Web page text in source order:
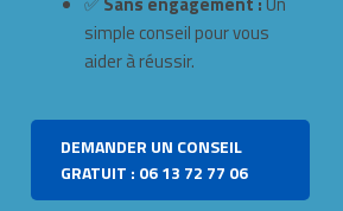
simple conseil pour vous
aider à réussir.
DEMANDER UN CONSEIL
GRATUIT : 06 13 72 77 06